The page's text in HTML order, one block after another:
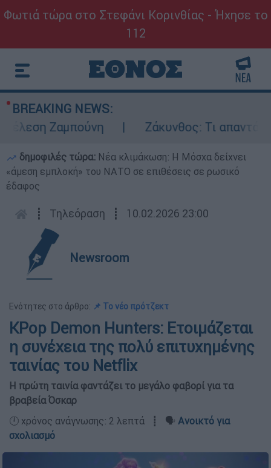
Φωτιά τώρα στο Στεφάνι Κορινθίας - Ήχησε το
112
BREAKING NEWS:
Ζαμπούνη
Ζάκυνθος: Τι απαντά η
δημοφιλές τώρα: Νέα κλιμάκωση: Η Μόσχα δείχνει
«άμεση εμπλοκή» του ΝΑΤΟ σε επιθέσεις σε ρωσικό
έδαφος
┋ Τηλεόραση ┋ 10.02.2026 23:00
Newsroom
Ενότητες στο άρθρο: 📌 Το νέο πρότζεκτ
KPop Demon Hunters: Ετοιμάζεται
η συνέχεια της πολύ επιτυχημένης
ταινίας του Netflix
Η πρώτη ταινία φαντάζει το μεγάλο φαβορί για τα
βραβεία Όσκαρ
🕛 χρόνος ανάγνωσης: 2 λεπτά ┋ 🗣️ Ανοικτό για
σχολιασμό